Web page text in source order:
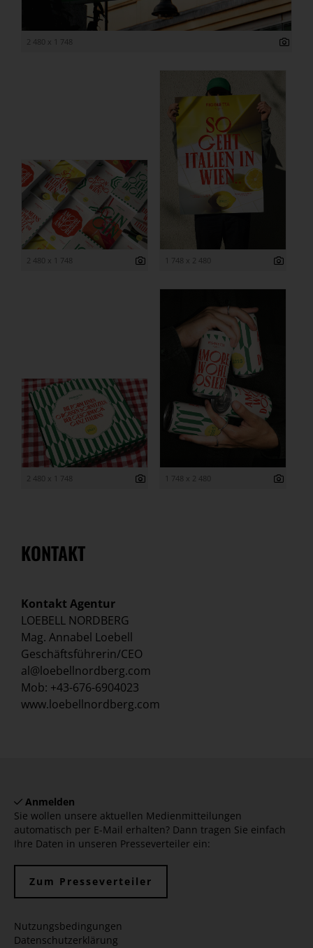
2 480 x 1 748
2 480 x 1 748 1 748 x 2 480
2 480 x 1 748 1 748 x 2 480
KONTAKT
Kontakt Agentur
LOEBELL NORDBERG
Mag. Annabel Loebell
Geschäftsführerin/CEO
al@loebellnordberg.com
Mob: +43-676-6904023
www.loebellnordberg.com
Anmelden
Sie wollen unsere aktuellen Medienmitteilungen
automatisch per E-Mail erhalten? Dann tragen Sie einfach
Ihre Daten in unseren Presseverteiler ein:
Zum Presseverteiler
Nutzungsbedingungen
Datenschutzerklärung